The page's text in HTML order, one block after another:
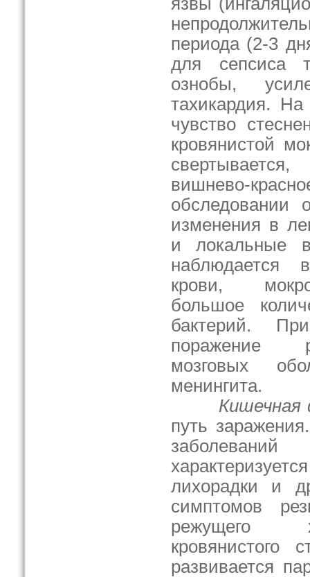
периода (2-3
для сепсиса
ознобы,
тахикардия.
чувство
кровянистой
вишнево-
обследовании
изменения в
и локальные
наблюдается
крови,
большое
бактерий.
поражение
мозговых
менингита.
Кишечная
путь
лихорадки и
симптомов
режущего
кровянистого
развивается